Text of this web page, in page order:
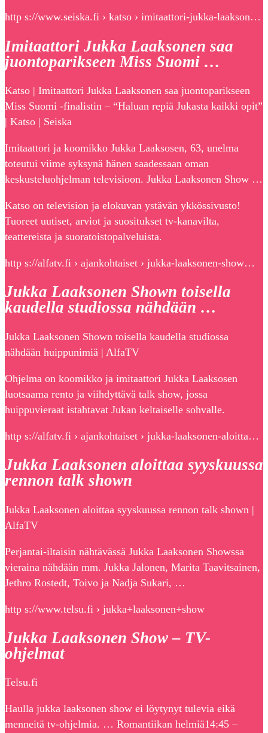
http s://www.seiska.fi › katso › imitaattori-jukka-laakson…
Imitaattori Jukka Laaksonen saa
juontoparikseen Miss Suomi …
Katso | Imitaattori Jukka Laaksonen saa juontoparikseen
Miss Suomi -finalistin – “Haluan repiä Jukasta kaikki opit”
| Katso | Seiska
Imitaattori ja koomikko Jukka Laaksosen, 63, unelma
toteutui viime syksynä hänen saadessaan oman
keskusteluohjelman televisioon. Jukka Laaksonen Show …
Katso on television ja elokuvan ystävän ykkössivusto!
Tuoreet uutiset, arviot ja suositukset tv-kanavilta,
teattereista ja suoratoistopalveluista.
http s://alfatv.fi › ajankohtaiset › jukka-laaksonen-show…
Jukka Laaksonen Shown toisella
kaudella studiossa nähdään …
Jukka Laaksonen Shown toisella kaudella studiossa
nähdään huippunimiä | AlfaTV
Ohjelma on koomikko ja imitaattori Jukka Laaksosen
luotsaama rento ja viihdyttävä talk show, jossa
huippuvieraat istahtavat Jukan keltaiselle sohvalle.
http s://alfatv.fi › ajankohtaiset › jukka-laaksonen-aloitta…
Jukka Laaksonen aloittaa syyskuussa
rennon talk shown
Jukka Laaksonen aloittaa syyskuussa rennon talk shown |
AlfaTV
Perjantai-iltaisin nähtävässä Jukka Laaksonen Showssa
vieraina nähdään mm. Jukka Jalonen, Marita Taavitsainen,
Jethro Rostedt, Toivo ja Nadja Sukari, …
http s://www.telsu.fi › jukka+laaksonen+show
Jukka Laaksonen Show – TV-
ohjelmat
Telsu.fi
Haulla jukka laaksonen show ei löytynyt tulevia eikä
menneitä tv-ohjelmia. … Romantiikan helmiä14:45 –